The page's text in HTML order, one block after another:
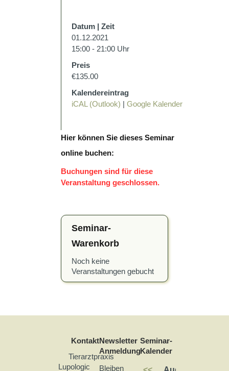
Datum | Zeit
01.12.2021
15:00 - 21:00 Uhr
Preis
€135.00
Kalendereintrag
iCAL (Outlook) | Google Kalender
Hier können Sie dieses Seminar
online buchen:
Buchungen sind für diese
Veranstaltung geschlossen.
Seminar-
Warenkorb
Noch keine
Veranstaltungen gebucht
Kontakt
Tierarztpraxis
Lupologic
Newsletter
Anmeldung
Bleiben
Seminar-
Kalender